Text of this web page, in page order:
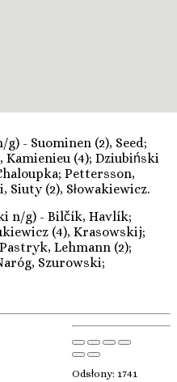
- Suominen (2), Seed;
Kamienieu (4); Dziubiński
Pettersson,
Siuty (2), Słowakiewicz.
n/g) - Bilčík, Havlík;
(4), Krasowskij;
Lehmann (2);
Szurowski;
Odsłony: 1741